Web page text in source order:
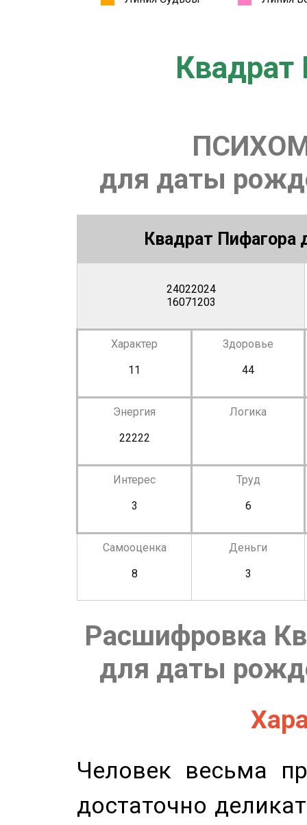
Квадрат
для даты
Квадрат Пифагора
24022024
16071203
Характер
11
Здоровье
44
Энергия
22222
Логика
Интерес
3
Труд
6
Самооценка
8
Деньги
3
Расшифровка
для даты
Человек весьма
достаточно